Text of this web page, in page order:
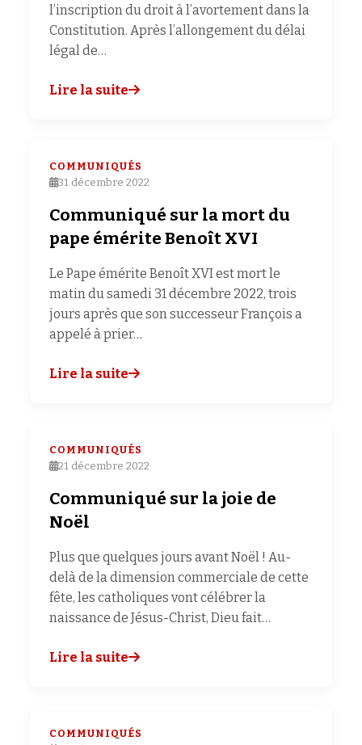
l’inscription du droit à l’avortement dans la
Constitution. Après l’allongement du délai
légal de…
Lire la suite
COMMUNIQUÉS
31 décembre 2022
Communiqué sur la mort du
pape émérite Benoît XVI
Le Pape émérite Benoît XVI est mort le
matin du samedi 31 décembre 2022, trois
jours après que son successeur François a
appelé à prier…
Lire la suite
COMMUNIQUÉS
21 décembre 2022
Communiqué sur la joie de
Noël
Plus que quelques jours avant Noël ! Au-
delà de la dimension commerciale de cette
fête, les catholiques vont célébrer la
naissance de Jésus-Christ, Dieu fait…
Lire la suite
COMMUNIQUÉS